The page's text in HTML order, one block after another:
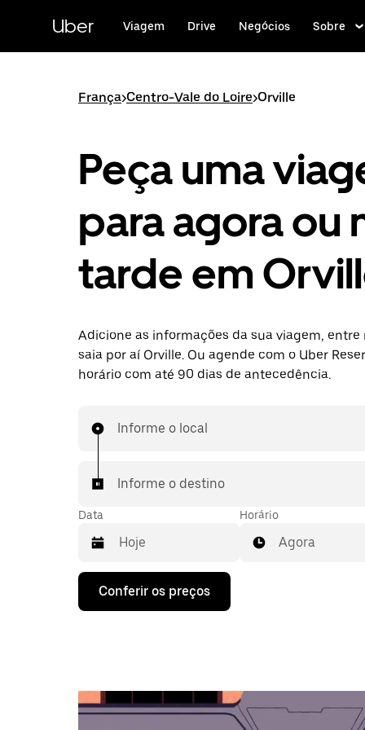
conteúdo
Uber Viagem Drive Negócios Sobre
França>Centro-Vale do Loire>Orville
Peça uma
para agora ou
tarde em
Adicione as informações da sua viagem, entre
saia por aí Orville. Ou agende com o Uber
horário com até 90 dias de antecedência.
Informe o local
Informe o destino
Data
Pressione
seta
o
calendário
Horário
Agora
Conferir os preços